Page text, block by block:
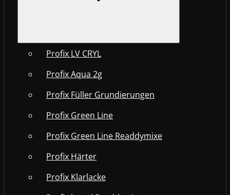
Profix LV CRYL
Profix Aqua 2g
Profix Füller Grundierungen
Profix Green Line
Profix Green Line Readdymixe
Profix Härter
Profix Klarlacke